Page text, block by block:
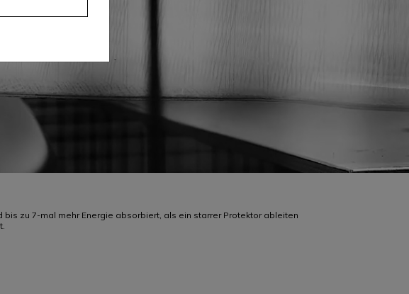
zu 7-mal mehr Energie absorbiert, als ein starrer Protektor ableiten